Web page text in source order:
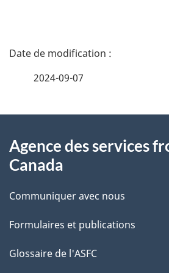
D
i
s
d
e
2024-09-07
propos
de
ce
site
Agence des services
Canada
Communiquer avec nous
Formulaires et publications
Glossaire de l'ASFC